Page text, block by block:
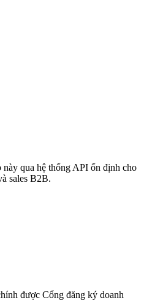
qua hệ thống API ổn định cho
sales B2B.
được Cổng đăng ký doanh